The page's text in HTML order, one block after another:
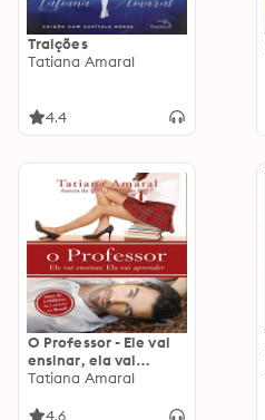
Traições
Tatiana Amaral
4.4
O Professor - Ele vai
ensinar, ela vai
aprender
Tatiana Amaral
4.6